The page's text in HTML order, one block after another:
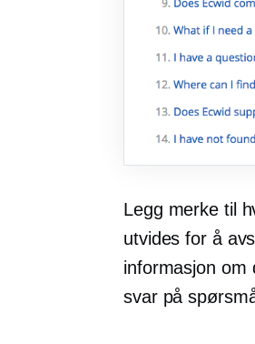
Legg merke til
utvides for å
informasjon om
svar på